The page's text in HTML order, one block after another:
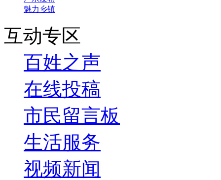
魅力乡镇
互动专区
百姓之声
在线投稿
市民留言板
生活服务
视频新闻